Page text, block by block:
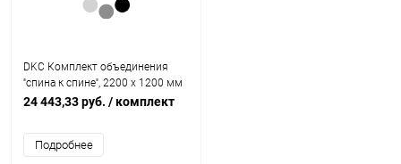
DKC Комплект объединения
''спина к спине'', 2200 x 1200 мм
(R5KFRE22120M)
24 443,33 руб. / комплект
Подробнее